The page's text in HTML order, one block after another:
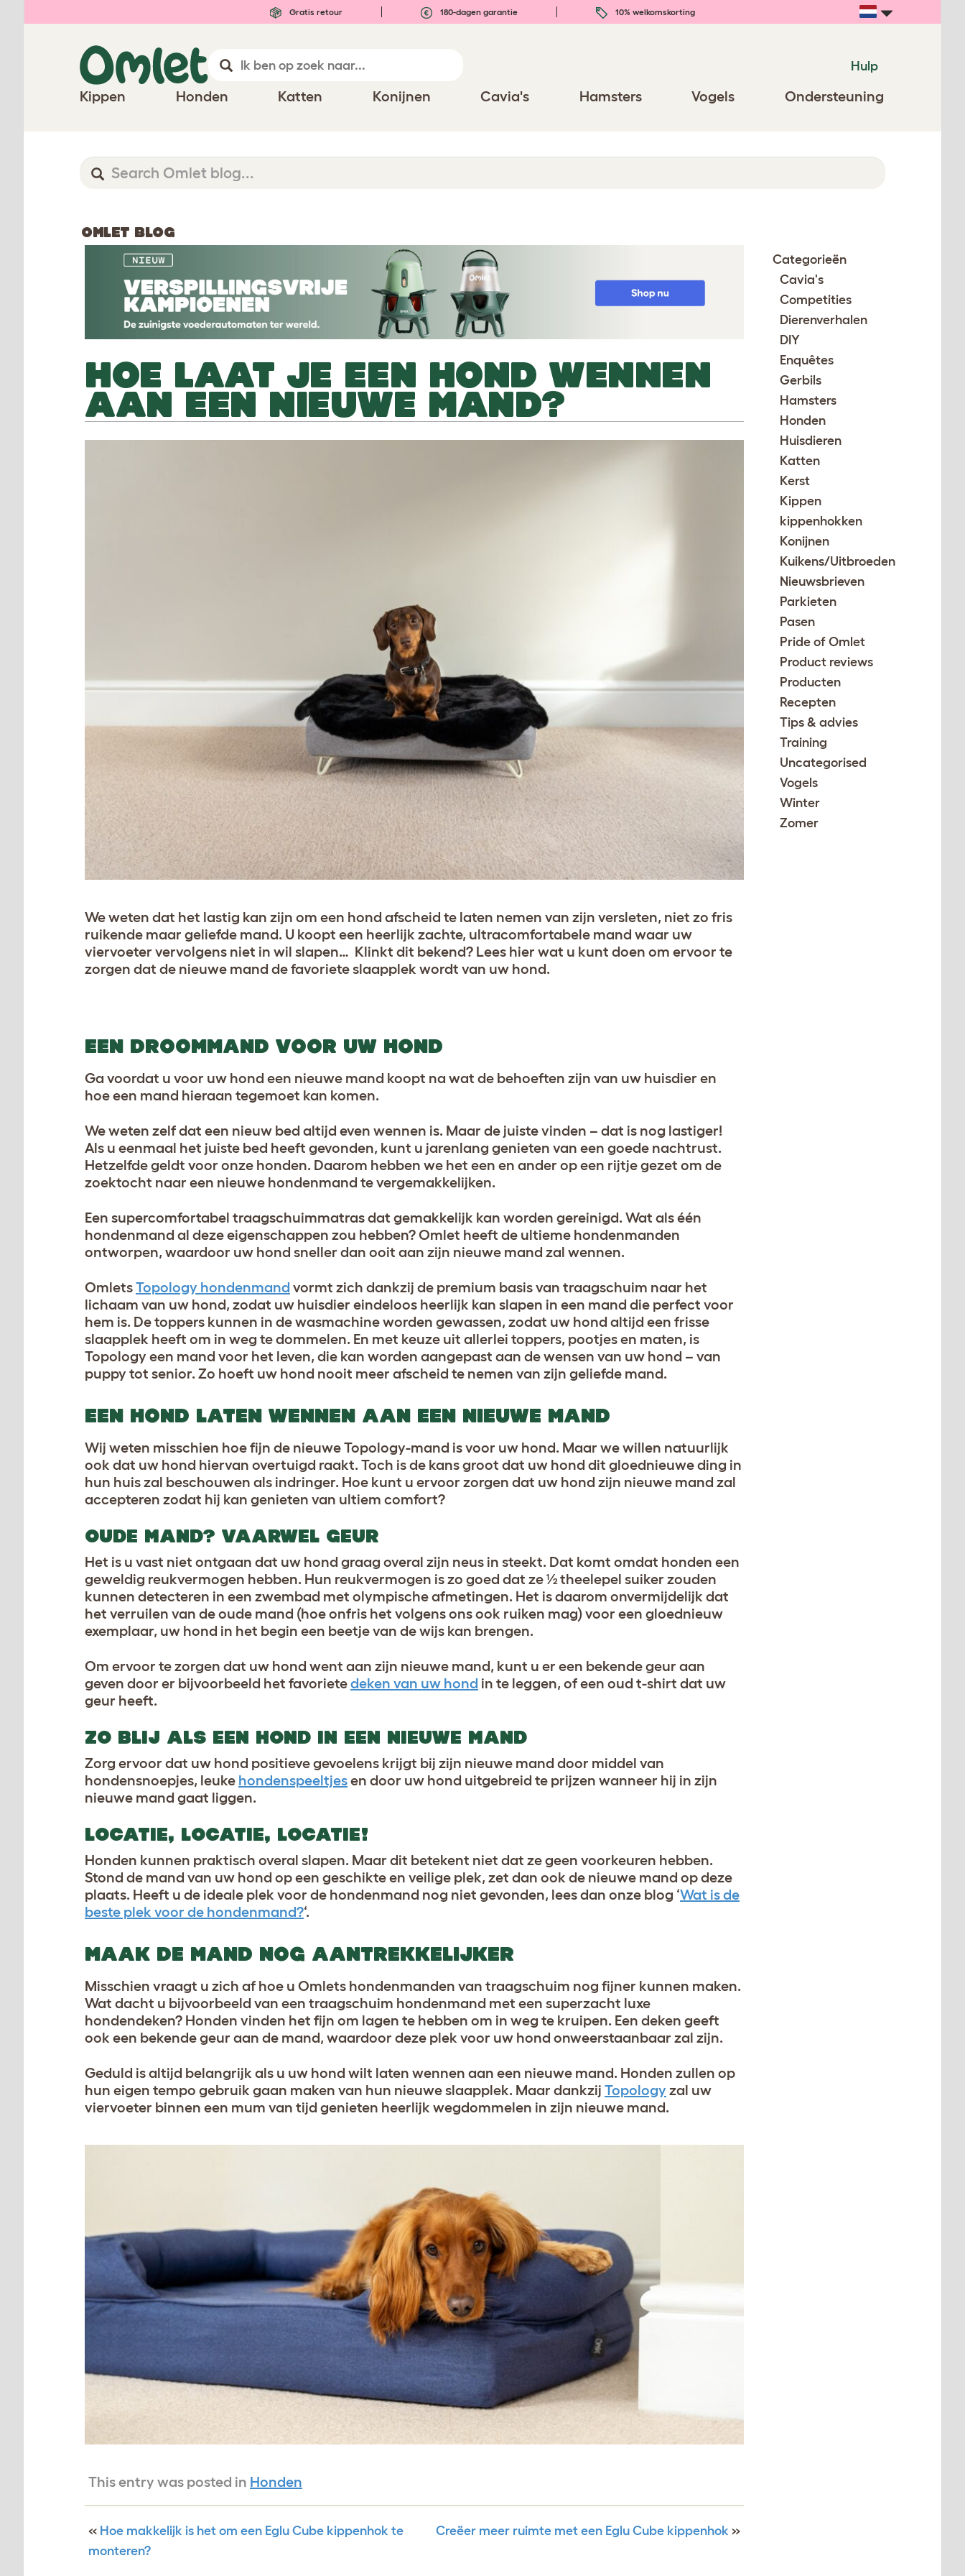
Gratis retour 180-dagen garantie 10% welkomskorting
Hulp
Kippen Honden Katten Konijnen Cavia's Hamsters Vogels Ondersteuning
OMLET BLOG
HOE LAAT JE EEN HOND WENNEN
AAN EEN NIEUWE MAND?
We weten dat het lastig kan zijn om een hond afscheid te laten nemen van zijn versleten, niet zo fris
ruikende maar geliefde mand. U koopt een heerlijk zachte, ultracomfortabele mand waar uw
viervoeter vervolgens niet in wil slapen… Klinkt dit bekend? Lees hier wat u kunt doen om ervoor te
zorgen dat de nieuwe mand de favoriete slaapplek wordt van uw hond.
EEN DROOMMAND VOOR UW HOND
Ga voordat u voor uw hond een nieuwe mand koopt na wat de behoeften zijn van uw huisdier en
hoe een mand hieraan tegemoet kan komen.
We weten zelf dat een nieuw bed altijd even wennen is. Maar de juiste vinden – dat is nog lastiger!
Als u eenmaal het juiste bed heeft gevonden, kunt u jarenlang genieten van een goede nachtrust.
Hetzelfde geldt voor onze honden. Daarom hebben we het een en ander op een rijtje gezet om de
zoektocht naar een nieuwe hondenmand te vergemakkelijken.
Een supercomfortabel traagschuimmatras dat gemakkelijk kan worden gereinigd. Wat als één
hondenmand al deze eigenschappen zou hebben? Omlet heeft de ultieme hondenmanden
ontworpen, waardoor uw hond sneller dan ooit aan zijn nieuwe mand zal wennen.
OmletsTopology hondenmand vormt zich dankzij de premium basis van traagschuim naar het
lichaam van uw hond, zodat uw huisdier eindeloos heerlijk kan slapen in een mand die perfect voor
hem is. De toppers kunnen in de wasmachine worden gewassen, zodat uw hond altijd een frisse
slaapplek heeft om in weg te dommelen. En met keuze uit allerlei toppers, pootjes en maten, is
Topology een mand voor het leven, die kan worden aangepast aan de wensen van uw hond – van
puppy tot senior. Zo hoeft uw hond nooit meer afscheid te nemen van zijn geliefde mand.
EEN HOND LATEN WENNEN AAN EEN NIEUWE MAND
Wij weten misschien hoe fijn de nieuwe Topology-mand is voor uw hond. Maar we willen natuurlijk
ook dat uw hond hiervan overtuigd raakt. Toch is de kans groot dat uw hond dit gloednieuwe ding in
hun huis zal beschouwen als indringer. Hoe kunt u ervoor zorgen dat uw hond zijn nieuwe mand zal
accepteren zodat hij kan genieten van ultiem comfort?
OUDE MAND? VAARWEL GEUR
Het is u vast niet ontgaan dat uw hond graag overal zijn neus in steekt. Dat komt omdat honden een
geweldig reukvermogen hebben. Hun reukvermogen is zo goed dat ze ½ theelepel suiker zouden
kunnen detecteren in een zwembad met olympische afmetingen. Het is daarom onvermijdelijk dat
het verruilen van de oude mand (hoe onfris het volgens ons ook ruiken mag) voor een gloednieuw
exemplaar, uw hond in het begin een beetje van de wijs kan brengen.
Om ervoor te zorgen dat uw hond went aan zijn nieuwe mand, kunt u er een bekende geur aan
geven door er bijvoorbeeld het favorietedeken van uw hond in te leggen, of een oud t-shirt dat uw
geur heeft.
ZO BLIJ ALS EEN HOND IN EEN NIEUWE MAND
Zorg ervoor dat uw hond positieve gevoelens krijgt bij zijn nieuwe mand door middel van
hondensnoepjes, leuke hondenspeeltjesen door uw hond uitgebreid te prijzen wanneer hij in zijn
nieuwe mand gaat liggen.
LOCATIE, LOCATIE, LOCATIE!
Honden kunnen praktisch overal slapen. Maar dit betekent niet dat ze geen voorkeuren hebben.
Stond de mand van uw hond op een geschikte en veilige plek, zet dan ook de nieuwe mand op deze
plaats. Heeft u de ideale plek voor de hondenmand nog niet gevonden, lees dan onze blog ‘Wat is de
beste plek voor de hondenmand?‘.
MAAK DE MAND NOG AANTREKKELIJKER
Misschien vraagt u zich af hoe u Omlets hondenmanden van traagschuim nog fijner kunnen maken.
Wat dacht u bijvoorbeeld van een traagschuim hondenmand met een superzacht luxe
hondendeken? Honden vinden het fijn om lagen te hebben om in weg te kruipen. Een deken geeft
ook een bekende geur aan de mand, waardoor deze plek voor uw hond onweerstaanbaar zal zijn.
Geduld is altijd belangrijk als u uw hond wilt laten wennen aan een nieuwe mand. Honden zullen op
hun eigen tempo gebruik gaan maken van hun nieuwe slaapplek. Maar dankzij Topology zal uw
viervoeter binnen een mum van tijd genieten heerlijk wegdommelen in zijn nieuwe mand.
This entry was posted in Honden
« Hoe makkelijk is het om een Eglu Cube kippenhok te
monteren?
Creëer meer ruimte met een Eglu Cube kippenhok »
Categorieën
Cavia's
Competities
Dierenverhalen
DIY
Enquêtes
Gerbils
Hamsters
Honden
Huisdieren
Katten
Kerst
Kippen
kippenhokken
Konijnen
Kuikens/Uitbroeden
Nieuwsbrieven
Parkieten
Pasen
Pride of Omlet
Product reviews
Producten
Recepten
Tips & advies
Training
Uncategorised
Vogels
Winter
Zomer